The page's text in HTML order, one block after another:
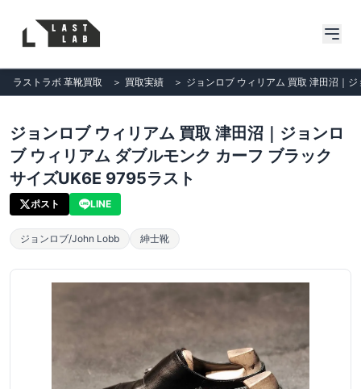
ラストラボ 革靴買取 ＞ 買取実績 ＞ ジョンロブ ウィリアム 買取 津田沼｜
ジョンロブ ウィリアム 買取 津田沼｜ジョンロ
ブ ウィリアム ダブルモンク カーフ ブラック
サイズUK6E 9795ラスト
ポスト LINE
ジョンロブ/John Lobb 紳士靴